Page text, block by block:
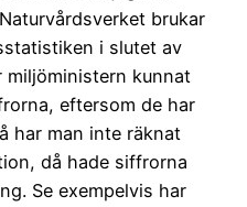
brukar
i slutet av
kunnat
eftersom de har
har man inte räknat
då hade siffrorna
Se exempelvis har